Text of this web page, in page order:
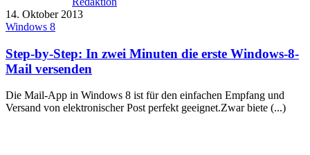
14. Oktober 2013
Windows 8
Step-by-Step: In zwei Minuten die erste Windows-8-
Mail versenden
Die Mail-App in Windows 8 ist für den einfachen Empfang und
Versand von elektronischer Post perfekt geeignet.Zwar biete (...)